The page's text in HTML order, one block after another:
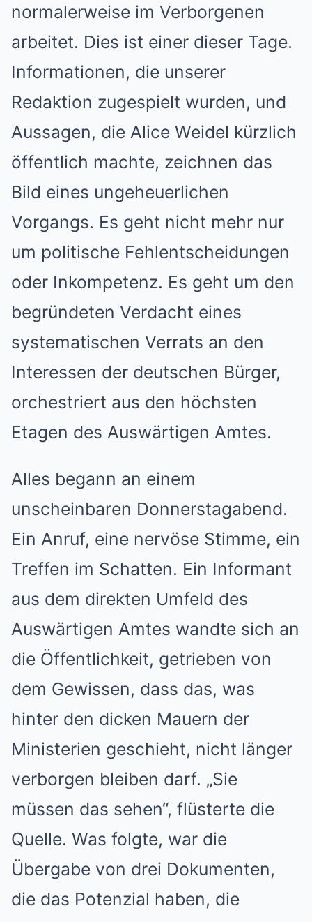
normalerweise im Verborgenen
arbeitet. Dies ist einer dieser Tage.
Informationen, die unserer
Redaktion zugespielt wurden, und
Aussagen, die Alice Weidel kürzlich
öffentlich machte, zeichnen das
Bild eines ungeheuerlichen
Vorgangs. Es geht nicht mehr nur
um politische Fehlentscheidungen
oder Inkompetenz. Es geht um den
begründeten Verdacht eines
systematischen Verrats an den
Interessen der deutschen Bürger,
orchestriert aus den höchsten
Etagen des Auswärtigen Amtes.
Alles begann an einem
unscheinbaren Donnerstagabend.
Ein Anruf, eine nervöse Stimme, ein
Treffen im Schatten. Ein Informant
aus dem direkten Umfeld des
Auswärtigen Amtes wandte sich an
die Öffentlichkeit, getrieben von
dem Gewissen, dass das, was
hinter den dicken Mauern der
Ministerien geschieht, nicht länger
verborgen bleiben darf. „Sie
müssen das sehen“, flüsterte die
Quelle. Was folgte, war die
Übergabe von drei Dokumenten,
die das Potenzial haben, die